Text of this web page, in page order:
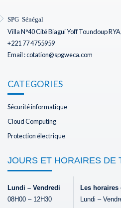
SPG Sénégal
Villa N°40 Cité Biagui Yoff Toundoup
+221 77 4755959
Email : cotation@spgweca.com
CATEGORIES
Sécurité informatique
Cloud Computing
Protection électrique
JOURS ET HORAIRES DE
Lundi – Vendredi
08H00 – 12H30
Les horaires
Lundi –